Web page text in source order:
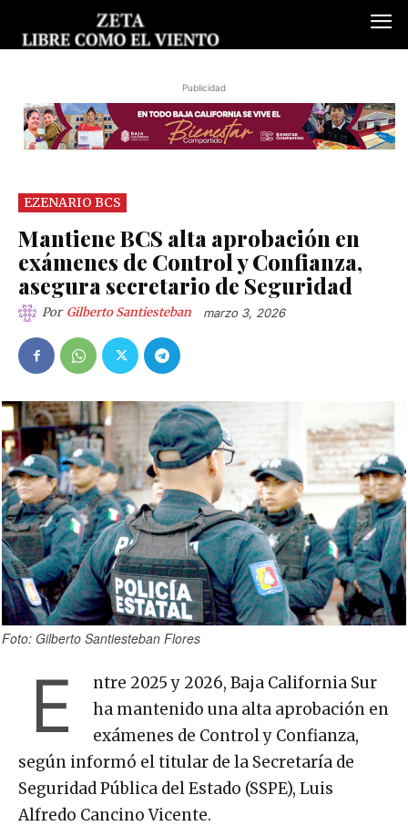
Publicidad
EZENARIO BCS
Mantiene BCS alta aprobación en
exámenes de Control y Confianza,
asegura secretario de Seguridad
Por Gilberto Santiesteban marzo 3, 2026
Foto: Gilberto Santiesteban Flores
E
ntre 2025 y 2026, Baja California Sur
ha mantenido una alta aprobación en
exámenes de Control y Confianza,
según informó el titular de la Secretaría de
Seguridad Pública del Estado (SSPE), Luis
Alfredo Cancino Vicente.